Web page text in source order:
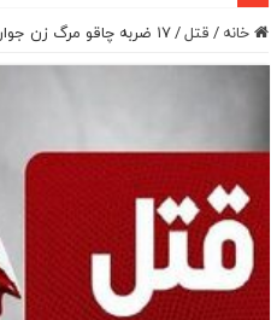
خانه/قتل/۱۷ ضربه چاقو مرگ زن جوان را رقم زد